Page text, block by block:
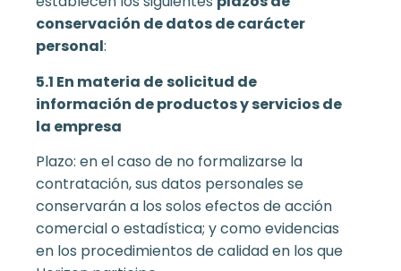
conservación de datos de carácter
personal:
5.1 En materia desolicitud de
información de productos y servicios de
la empresa
Plazo: en el caso de no formalizarse la
contratación, sus datos personales se
conservarán a los solos efectos de acción
comercial o estadística; y como evidencias
en los procedimientos de calidad en los que